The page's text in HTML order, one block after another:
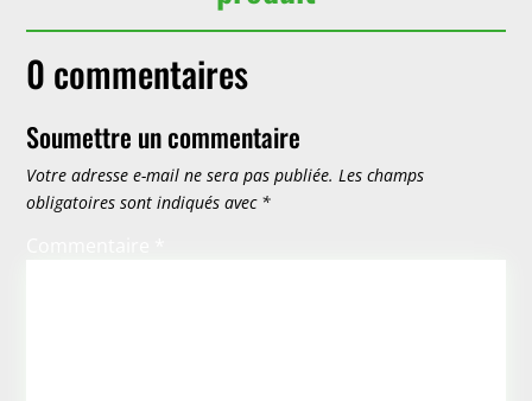
0 commentaires
Soumettre un commentaire
Votre adresse e-mail ne sera pas publiée. Les champs
obligatoires sont indiqués avec *